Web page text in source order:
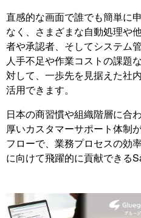
直感的な画面で誰でも簡単に
なく、さまざまな自動処理や
者や承認者、そしてシステム
人手不足や作業コストの課題
対して、一歩先を見据えた社
活用できます。
日本の商習慣や組織階層に合
厚いカスタマーサポート体制
フローで、業務プロセスの効
に向けて飛躍的に貢献できる